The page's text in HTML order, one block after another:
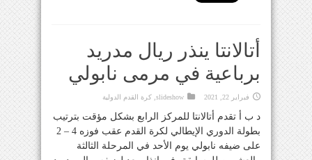
أتالانتا ينذر ريال مدريد
برباعية في مرمى نابولي
فبراير 22, 2021 slideshow كرة القدم الدولية
د ب أ تقدم أتالانتا للمركز الرابع بشكل مؤقت بترتيب
بطولة الدوري الإيطالي لكرة القدم عقب فوزه 4 – 2
على ضيفه نابولي يوم الأحد في المرحلة الثالثة